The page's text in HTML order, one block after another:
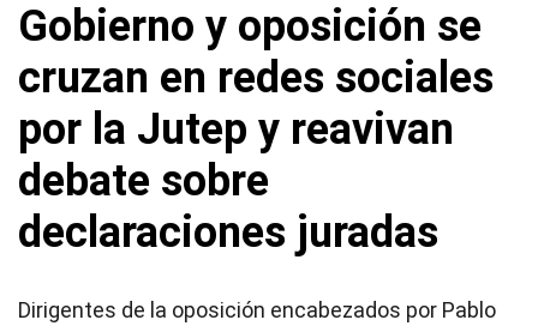
Gobierno y oposición se
cruzan en redes sociales
por la Jutep y reavivan
debate sobre
declaraciones juradas
Dirigentes de la oposición encabezados por Pablo